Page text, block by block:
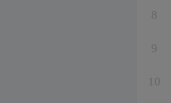
8
9
10